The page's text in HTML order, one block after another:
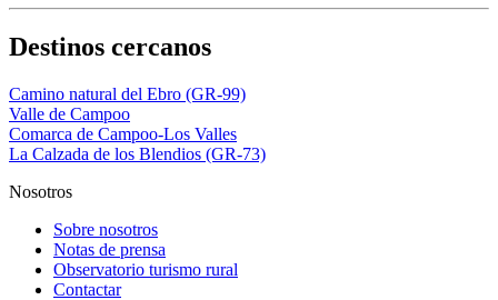
Destinos cercanos
Camino natural del Ebro (GR-99)
Valle de Campoo
Comarca de Campoo-Los Valles
La Calzada de los Blendios (GR-73)
Nosotros
Sobre nosotros
Notas de prensa
Observatorio turismo rural
Contactar